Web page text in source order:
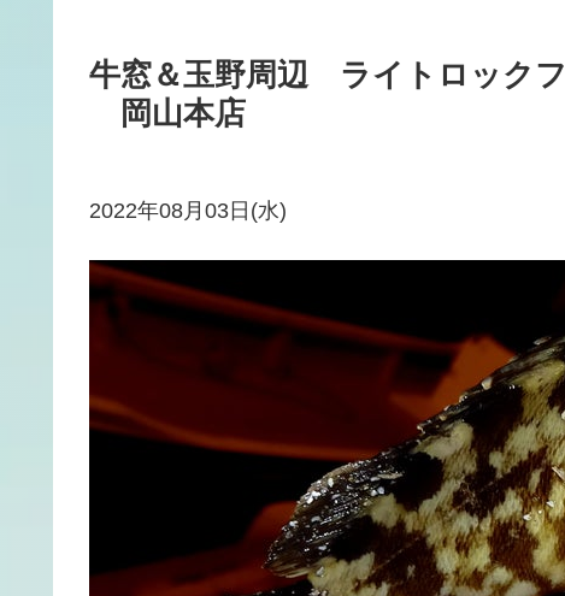
牛窓＆玉野周辺 ライトロック
岡山本店
2022年08月03日(水)